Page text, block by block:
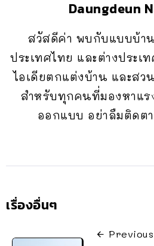
Daungdeun
สวัสดีค่า พบกับแบบบ้า
ประเทศไทย และต่างประ
ไอเดียตกแต่งบ้าน และส
สำหรับทุกคนที่มองหาแร
ออกแบบ อย่าลืมติดต
เรื่องอื่นๆ
Previous